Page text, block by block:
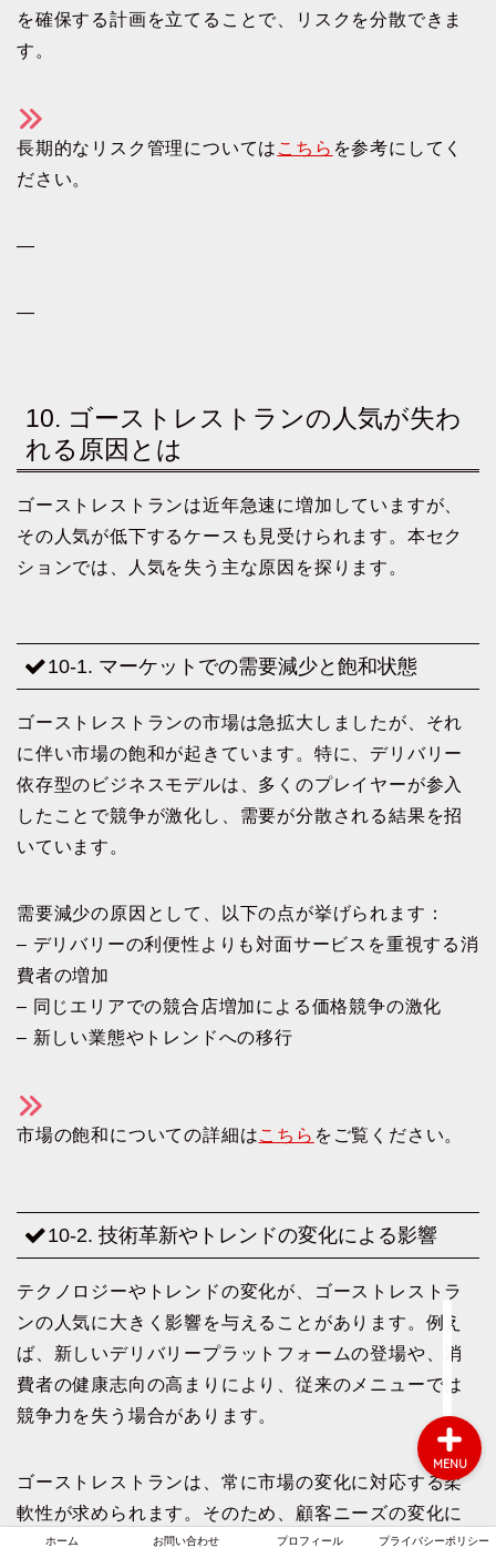
を確保する計画を立てることで、リスクを分散できま
す。
長期的なリスク管理については こちら を参考にしてく
ださい。
—
—
10. ゴーストレストランの人気が失わ
れる原因とは
ゴーストレストランは近年急速に増加していますが、
その人気が低下するケースも見受けられます。本セク
ションでは、人気を失う主な原因を探ります。
10-1. マーケットでの需要減少と飽和状態
ゴーストレストランの市場は急拡大しましたが、それ
に伴い市場の飽和が起きています。特に、デリバリー
依存型のビジネスモデルは、多くのプレイヤーが参入
したことで競争が激化し、需要が分散される結果を招
いています。
需要減少の原因として、以下の点が挙げられます：
– デリバリーの利便性よりも対面サービスを重視する消
費者の増加
– 同じエリアでの競合店増加による価格競争の激化
– 新しい業態やトレンドへの移行
市場の飽和についての詳細はこちら をご覧ください。
10-2. 技術革新やトレンドの変化による影響
テクノロジーやトレンドの変化が、ゴーストレストラ
ンの人気に大きく影響を与えることがあります。例え
ば、新しいデリバリープラットフォームの登場や、消
費者の健康志向の高まりにより、従来のメニューでは
競争力を失う場合があります。
ゴーストレストランは、常に市場の変化に対応する柔
軟性が求められます。そのため、顧客ニーズの変化に
合わせたメニュー開発や、新しいマーケティング手法
ホーム お問い合わせ プロフィール プライバシーポリシー
MENU
ホーム
お問い合わせ
プライバシーポリシー